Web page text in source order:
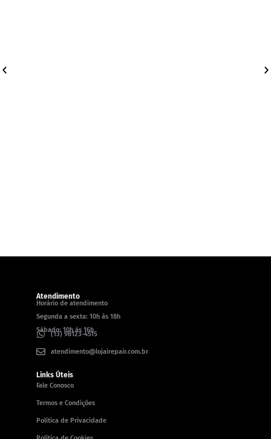
Atendimento
Horário de atendimento
Segunda a sexta: 10h às 18h
Sábado: 10h às 16h
(13) 98123-4515
atendimento@lojairepair.com.br
Links Úteis
Fale Conosco
Termos e Condições
Política de Privacidade